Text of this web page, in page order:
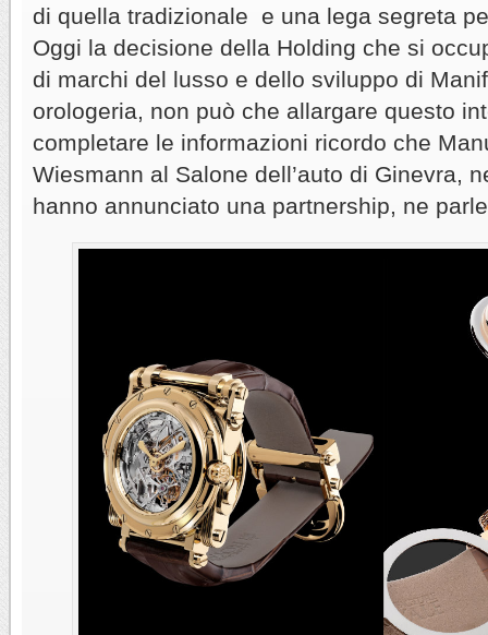
di quella tradizionale e una lega segreta
Oggi la decisione della Holding che si
di marchi del lusso e dello sviluppo di
orologeria, non può che allargare questo
completare le informazioni ricordo che
Wiesmann al Salone dell’auto di Ginevra,
hanno annunciato una partnership, ne